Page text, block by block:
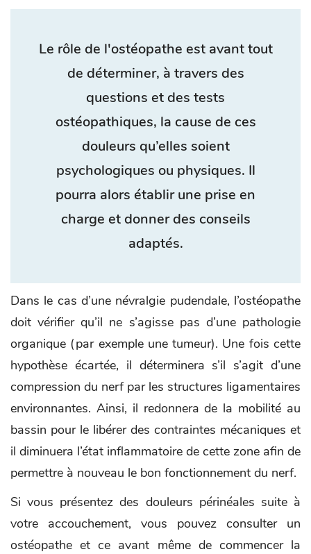
Le rôle de l'ostéopathe est avant tout
de déterminer, à travers des
questions et des tests
ostéopathiques, la cause de ces
douleurs qu’elles soient
psychologiques ou physiques. Il
pourra alors établir une prise en
charge et donner des conseils
adaptés.
Dans le cas d’une névralgie pudendale, l’ostéopathe
doit vérifier qu’il ne s’agisse pas d’une pathologie
organique (par exemple une tumeur). Une fois cette
hypothèse écartée, il déterminera s’il s’agit d’une
compression du nerf par les structures ligamentaires
environnantes. Ainsi, il redonnera de la mobilité au
bassin pour le libérer des contraintes mécaniques et
il diminuera l’état inflammatoire de cette zone afin de
permettre à nouveau le bon fonctionnement du nerf.
Si vous présentez des douleurs périnéales suite à
votre accouchement, vous pouvez consulter un
ostéopathe et ce avant même de commencer la